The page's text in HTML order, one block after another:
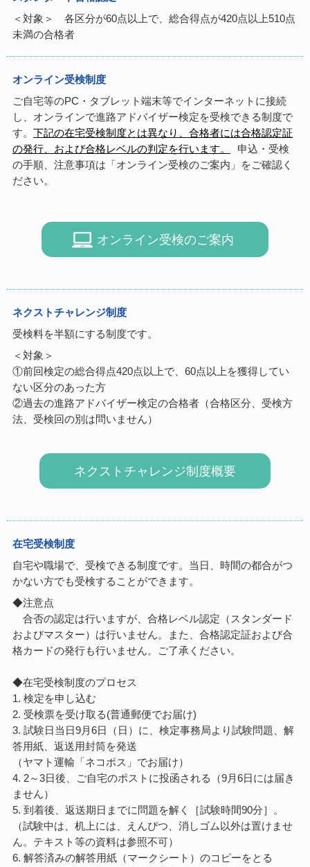
＜対象＞ 各区分が60点以上で、総合得点が420点以上510点
未満の合格者
オンライン受検制度
ご自宅等のPC・タブレット端末等でインターネットに接続
し、オンラインで進路アドバイザー検定を受検できる制度で
す。 下記の在宅受検制度とは異なり、合格者には合格認定証
の発行、および合格レベルの判定を行います。
申込・受検
の手順、注意事項は「オンライン受検のご案内」をご確認く
ださい。
オンライン受検のご案内
ネクストチャレンジ制度
受検料を半額にする制度です。
＜対象＞
①前回検定の総合得点420点以上で、60点以上を獲得してい
ない区分のあった方
②過去の進路アドバイザー検定の合格者（合格区分、受検方
法、受検回の別は問いません）
ネクストチャレンジ制度概要
在宅受検制度
自宅や職場で、受検できる制度です。当日、時間の都合がつ
かない方でも受検することができます。
◆注意点
合否の認定は行いますが、合格レベル認定（スタンダード
およびマスター）は行いません。また、合格認定証および合
格カードの発行も行いません。ご了承ください。
◆在宅受検制度のプロセス
1. 検定を申し込む
2. 受検票を受け取る(普通郵便でお届け)
3. 試験日当日9月6日（日）に、検定事務局より試験問題、解
答用紙、返送用封筒を発送
（ヤマト運輸「ネコポス」でお届け）
4. 2～3日後、ご自宅のポストに投函される（9月6日には届き
ません）
5. 到着後、返送期日までに問題を解く［試験時間90分］。
（試験中は、机上には、えんぴつ、消しゴム以外は置けませ
ん。テキスト等の資料は参照不可）
6. 解答済みの解答用紙（マークシート）のコピーをとる